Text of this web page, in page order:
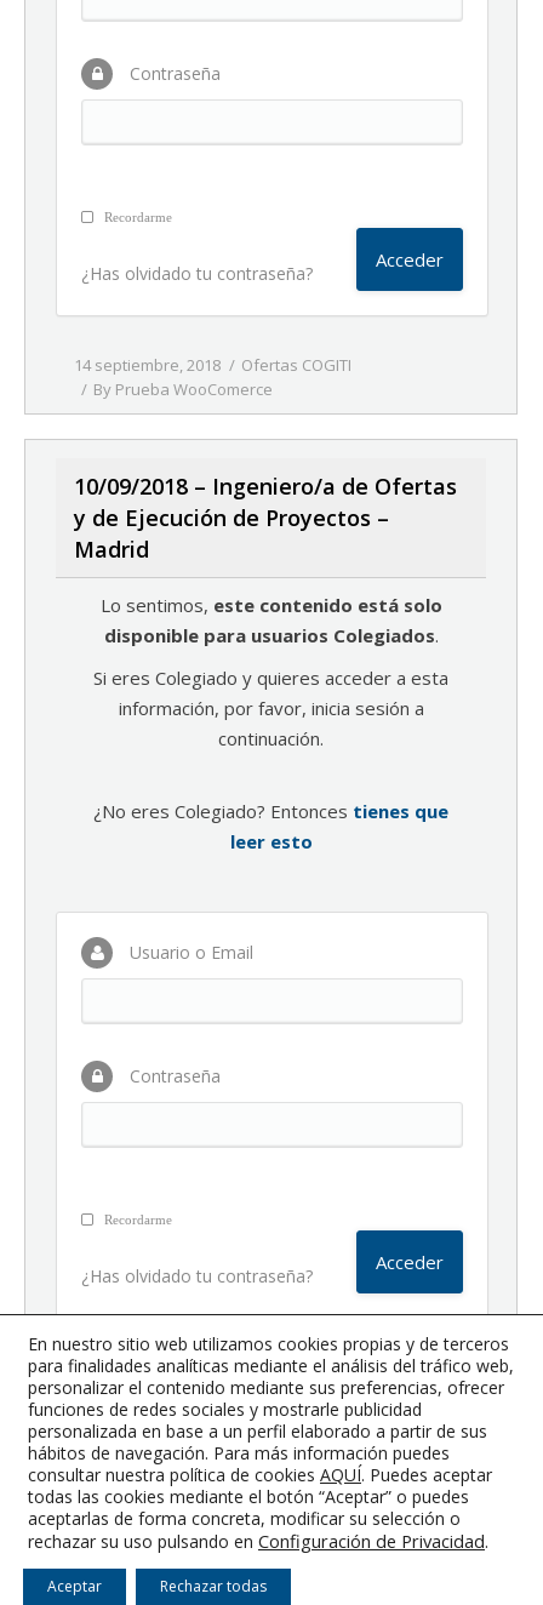
Contraseña
Recordarme
¿Has olvidado tu contraseña?
14 septiembre, 2018
Ofertas COGITI
By Prueba WooComerce
10/09/2018 – Ingeniero/a de Ofertas
y de Ejecución de Proyectos –
Madrid
Lo sentimos, este contenido está solo
disponible para usuarios Colegiados.
Si eres Colegiado y quieres acceder a esta
información, por favor, inicia sesión a
continuación.
¿No eres Colegiado? Entonces tienes que
leer esto
Usuario o Email
Contraseña
Recordarme
¿Has olvidado tu contraseña?
14 septiembre, 2018
Ofertas COGITI
ByPrueba WooComerce
Colegio Oficial de Graduados e Ingenieros Técnicos Industriales de
Albacete
En nuestro sitio web utilizamos cookies propias y de terceros
para finalidades analíticas mediante el análisis del tráfico web,
personalizar el contenido mediante sus preferencias, ofrecer
funciones de redes sociales y mostrarle publicidad
personalizada en base a un perfil elaborado a partir de sus
hábitos de navegación. Para más información puedes
consultar nuestra política de cookies AQUÍ. Puedes aceptar
todas las cookies mediante el botón “Aceptar” o puedes
aceptarlas de forma concreta, modificar su selección o
rechazar su uso pulsando en Configuración de Privacidad.
Aceptar Rechazar todas